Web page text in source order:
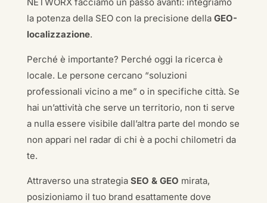
la potenza della SEO con la precisione della GEO-
localizzazione.
Perché è importante? Perché oggi la ricerca è
locale. Le persone cercano “soluzioni
professionali vicino a me” o in specifiche città. Se
hai un’attività che serve un territorio, non ti serve
a nulla essere visibile dall’altra parte del mondo se
non appari nel radar di chi è a pochi chilometri da
te.
Attraverso una strategia SEO & GEO mirata,
posizioniamo il tuo brand esattamente dove